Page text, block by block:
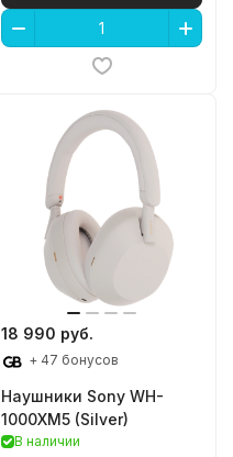
18 990 руб.
+ 47 бонусов
Наушники Sony WH-
1000XM5 (Silver)
В наличии